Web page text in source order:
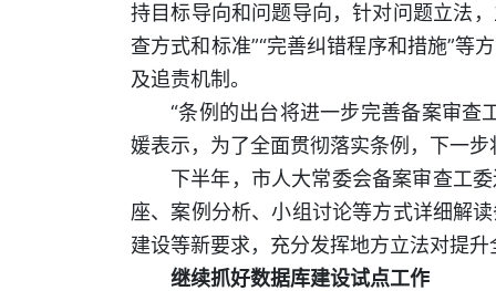
持目标导向和问题导向，针对问题立法
查方式和标准”“完善纠错程序和措施”等
及追责机制。
“条例的出台将进一步完善备案审查
媛表示，为了全面贯彻落实条例，下一
下半年，市人大常委会备案审查工
座、案例分析、小组讨论等方式详细解
建设等新要求，充分发挥地方立法对提
继续抓好数据库建设试点工作